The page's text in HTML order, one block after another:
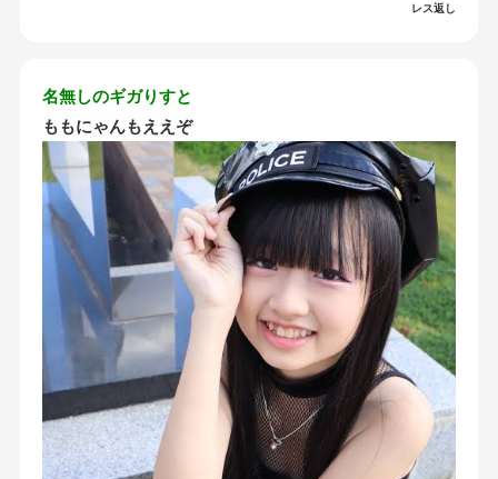
レス返し
名無しのギガりすと
ももにゃんもええぞ